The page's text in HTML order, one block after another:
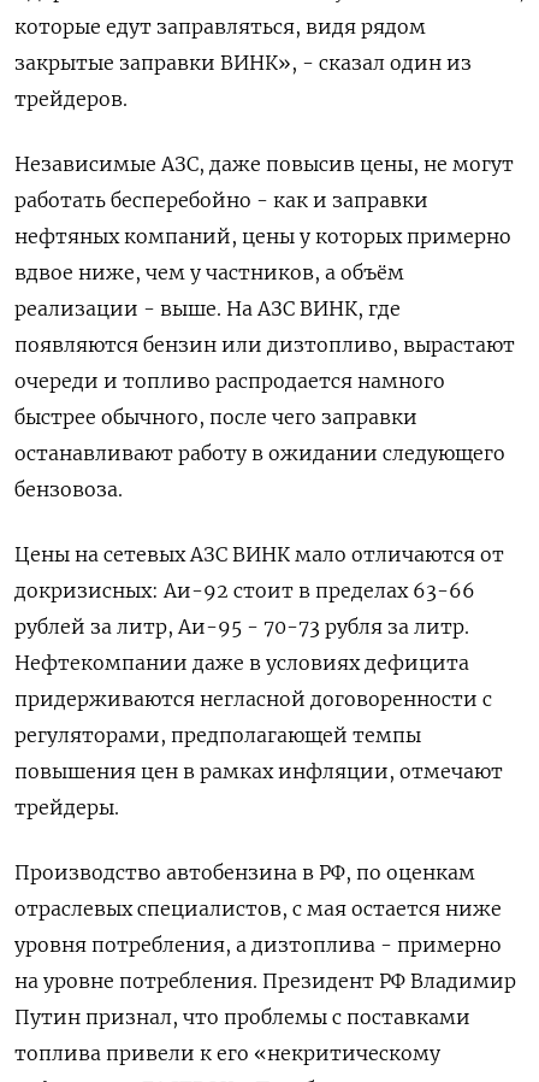
которые едут заправляться, видя рядом
закрытые заправки ВИНК», - сказал ​один из
⁠трейдеров.
Независимые АЗС, даже повысив цены, не могут
работать бесперебойно - как и заправки
нефтяных компаний, цены у которых примерно
вдвое ниже, чем ‌у частников, а объём
реализации - выше. На АЗС ВИНК, где
появляются ‌бензин или дизтопливо, вырастают
очереди и топливо распродается намного
быстрее обычного, после чего заправки
останавливают работу в ожидании следующего
бензовоза.
Цены на сетевых АЗС ВИНК мало отличаются от ​
докризисных: Аи-92 стоит в пределах 63-66
рублей за литр, Аи-95 - 70-73 рубля за литр.
Нефтекомпании даже в условиях дефицита
придерживаются негласной договоренности с
регуляторами, предполагающей ‌темпы
повышения цен в рамках инфляции, отмечают
трейдеры.
Производство автобензина в РФ, по оценкам
отраслевых специалистов, с мая остается ниже
уровня потребления, а дизтоплива - примерно
на ​уровне потребления. Президент РФ Владимир
Путин признал, что проблемы с поставками
топлива привели к его «некритическому